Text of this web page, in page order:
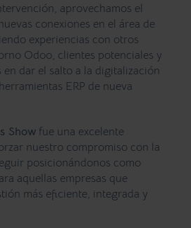
aprovechamos el
conexiones en el área de
experiencias con otros
Odoo, clientes potenciales y
en dar el salto a la digitalización
ERP de nueva
Show fue una excelente
nuestro compromiso con la
posicionándonos como
aquellas empresas que
más eficiente, integrada y